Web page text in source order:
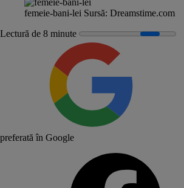
femeie-bani-lei Sursă: Dreamstime.com
Lectură de 8 minute
preferată în Google